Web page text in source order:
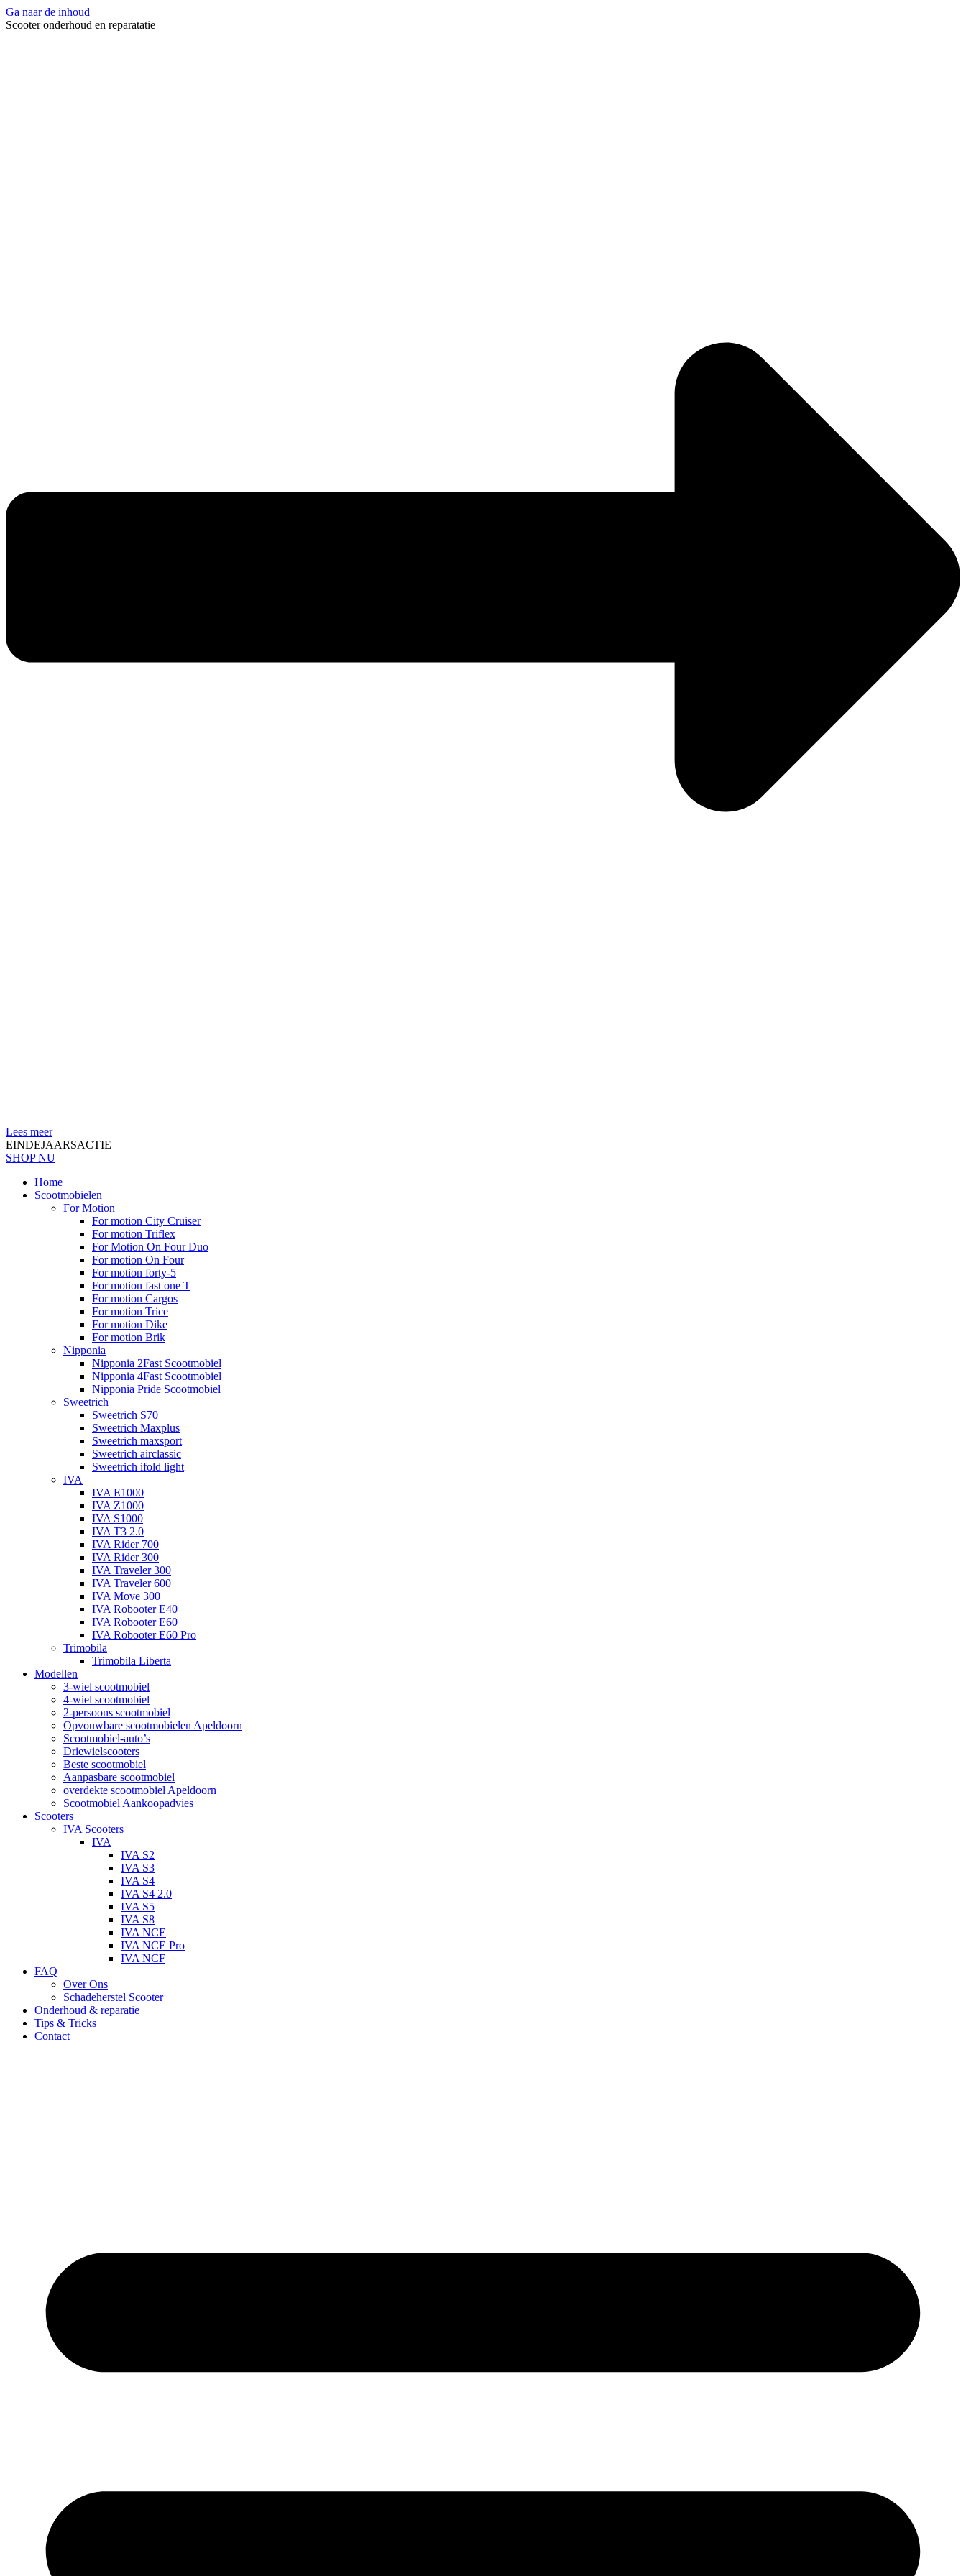
Ga naar de inhoud
Scooter onderhoud en reparatatie
Lees meer
EINDEJAARSACTIE
SHOP NU
Home
Scootmobielen
For Motion
For motion City Cruiser
For motion Triflex
For Motion On Four Duo
For motion On Four
For motion forty-5
For motion fast one T
For motion Cargos
For motion Trice
For motion Dike
For motion Brik
Nipponia
Nipponia 2Fast Scootmobiel
Nipponia 4Fast Scootmobiel
Nipponia Pride Scootmobiel
Sweetrich
Sweetrich S70
Sweetrich Maxplus
Sweetrich maxsport
Sweetrich airclassic
Sweetrich ifold light
IVA
IVA E1000
IVA Z1000
IVA S1000
IVA T3 2.0
IVA Rider 700
IVA Rider 300
IVA Traveler 300
IVA Traveler 600
IVA Move 300
IVA Robooter E40
IVA Robooter E60
IVA Robooter E60 Pro
Trimobila
Trimobila Liberta
Modellen
3-wiel scootmobiel
4-wiel scootmobiel
2-persoons scootmobiel
Opvouwbare scootmobielen Apeldoorn
Scootmobiel-auto’s
Driewielscooters
Beste scootmobiel
Aanpasbare scootmobiel
overdekte scootmobiel Apeldoorn
Scootmobiel Aankoopadvies
Scooters
IVA Scooters
IVA
IVA S2
IVA S3
IVA S4
IVA S4 2.0
IVA S5
IVA S8
IVA NCE
IVA NCE Pro
IVA NCF
FAQ
Over Ons
Schadeherstel Scooter
Onderhoud & reparatie
Tips & Tricks
Contact